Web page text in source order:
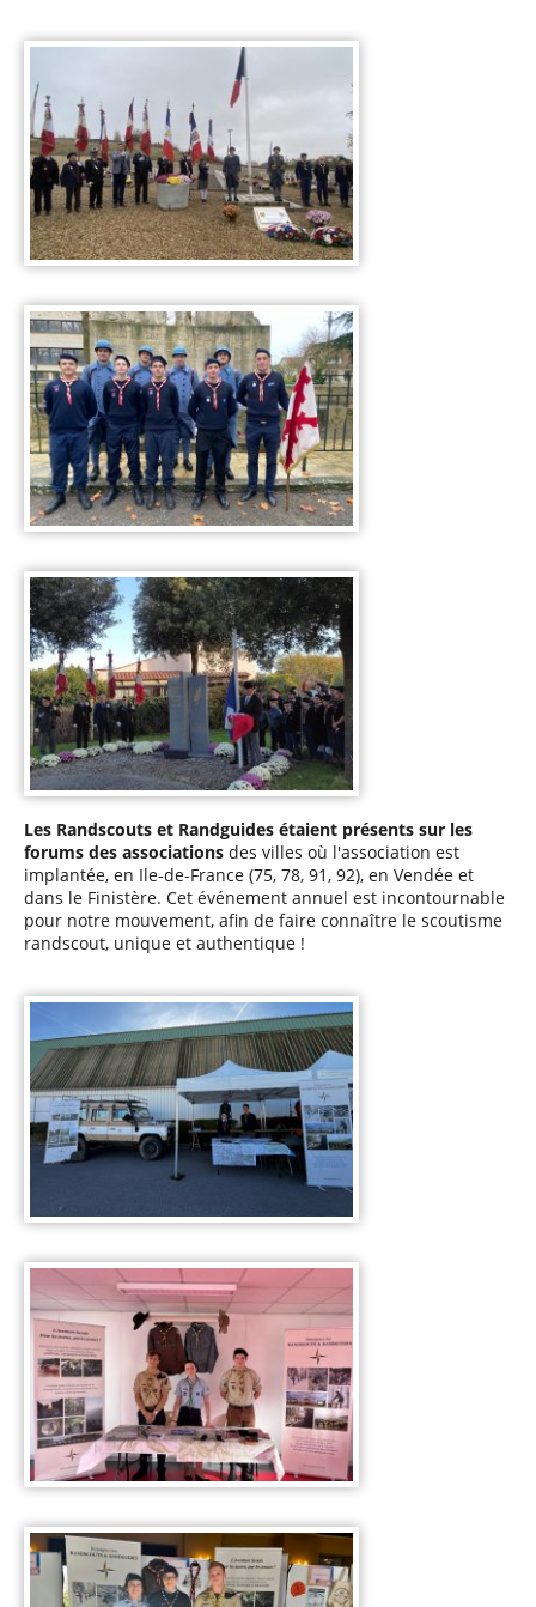
Les Randscouts et Randguides étaient présents sur les
forums des associations des villes où l'association est
implantée, en Ile-de-France (75, 78, 91, 92), en Vendée et
dans le Finistère. Cet événement annuel est incontournable
pour notre mouvement, afin de faire connaître le scoutisme
randscout, unique et authentique !